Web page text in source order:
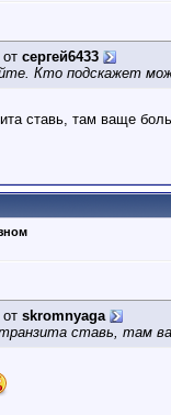
сергей6433
Кто подскажет
ставь, там ваще
skromnyaga
ставь, там